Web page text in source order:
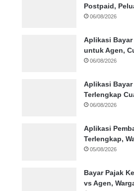
Postpaid,
06/08/2026
Aplikasi Bayar
untuk Agen,
06/08/2026
Aplikasi
Terlengkap
06/08/2026
Aplikasi
Terlengkap,
05/08/2026
Bayar Pajak
vs Agen,